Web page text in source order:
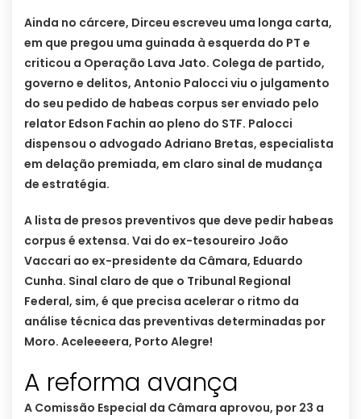
Ainda no cárcere, Dirceu escreveu uma longa carta,
em que pregou uma guinada à esquerda do PT e
criticou a Operação Lava Jato. Colega de partido,
governo e delitos, Antonio Palocci viu o julgamento
do seu pedido de habeas corpus ser enviado pelo
relator Edson Fachin ao pleno do STF. Palocci
dispensou o advogado Adriano Bretas, especialista
em delação premiada, em claro sinal de mudança
de estratégia.
A lista de presos preventivos que deve pedir habeas
corpus é extensa. Vai do ex-tesoureiro João
Vaccari ao ex-presidente da Câmara, Eduardo
Cunha. Sinal claro de que o Tribunal Regional
Federal, sim, é que precisa acelerar o ritmo da
análise técnica das preventivas determinadas por
Moro. Aceleeeera, Porto Alegre!
A reforma avança
A Comissão Especial da Câmara aprovou, por 23 a